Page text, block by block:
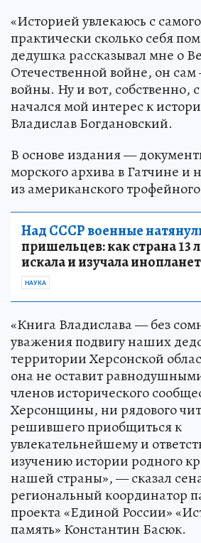
«Историей увлекаюсь с
практически сколько себя
дедушка рассказывал мне о
Отечественной войне, он
войны. Ну и вот, собственно,
начался мой интерес к
Владислав Богдановский.
В основе издания —
морского архива в Гатчине и
из американского
Над СССР военные
пришельцев: как страна 13
искала и изучала
НАУКА
«Книга Владислава — без
уважения подвигу наших
территории Херсонской
она не оставит
членов исторического
Херсонщины, ни рядового
решившего приобщиться к
увлекательнейшему и
изучению истории родного
нашей страны», — сказал
региональный координатор
проекта «Единой России»
память» Константин Басюк.